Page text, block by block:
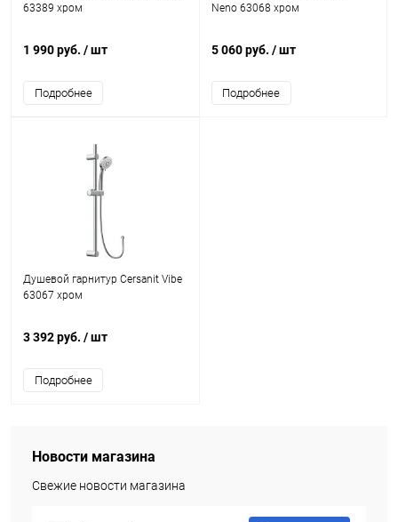
63389 хром
1 990 руб. / шт
Подробнее
Neno 63068 хром
5 060 руб. / шт
Подробнее
Душевой гарнитур Cersanit Vibe
63067 хром
3 392 руб. / шт
Подробнее
Новости магазина
Свежие новости магазина